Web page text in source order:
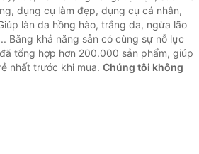
dụng cụ làm đẹp, dụng cụ cá nhân,
làn da hồng hào, trắng da, ngừa lão
Bằng khả năng sẵn có cùng sự nỗ lực
tổng hợp hơn 200.000 sản phẩm, giúp
nhất trước khi mua. Chúng tôi không